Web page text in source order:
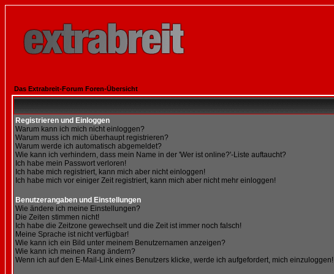
Das Extrabreit-Forum Foren-Übersicht
Registrieren und Einloggen
Warum kann ich mich nicht einloggen?
Warum muss ich mich überhaupt registrieren?
Warum werde ich automatisch abgemeldet?
Wie kann ich verhindern, dass mein Name in der 'Wer ist online?'-Liste auftaucht?
Ich habe mein Passwort verloren!
Ich habe mich registriert, kann mich aber nicht einloggen!
Ich habe mich vor einiger Zeit registriert, kann mich aber nicht mehr einloggen!
Benutzerangaben und Einstellungen
Wie ändere ich meine Einstellungen?
Die Zeiten stimmen nicht!
Ich habe die Zeitzone gewechselt und die Zeit ist immer noch falsch!
Meine Sprache ist nicht verfügbar!
Wie kann ich ein Bild unter meinem Benutzernamen anzeigen?
Wie kann ich meinen Rang ändern?
Wenn ich auf den E-Mail-Link eines Benutzers klicke, werde ich aufgefordert, mich einzuloggen!